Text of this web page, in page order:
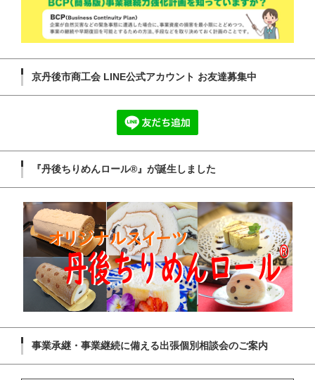
京丹後市商工会 LINE公式アカウント お友達募集中
『丹後ちりめんロール®』が誕生しました
事業承継・事業継続に備える出張個別相談会のご案内